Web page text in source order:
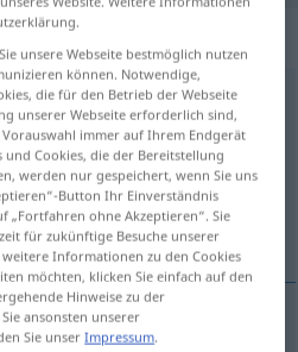
: Femininum
;-en>
anklicken/antippen)
unsere Webseite bestmöglich nutzen
können. Notwendige,
die für den Betrieb der Webseite
unserer Webseite erforderlich sind,
immer auf Ihrem Endgerät
Cookies, die der Bereitstellung
werden nur gespeichert, wenn Sie uns
Button Ihr Einverständnis
„Fortfahren ohne Akzeptieren“. Sie
für zukünftige Besuche unserer
Informationen zu den Cookies
möchten, klicken Sie einfach auf den
Hinweise zu der
ansonsten unserer
Sie unserImpressum.